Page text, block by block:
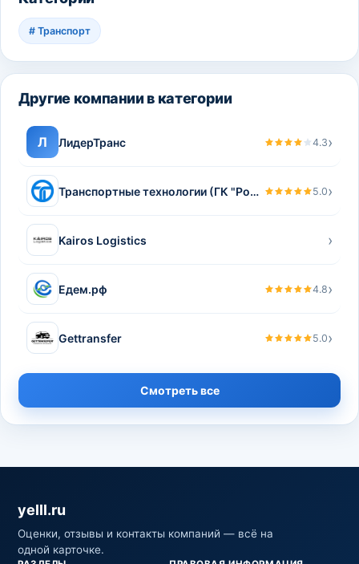
# Транспорт
Другие компании в категории
Л ЛидерТранс 4.3›
Транспортные технологии (ГК "Роспром") 5.0›
Kairos Logistics ›
Едем.рф 4.8›
Gettransfer 5.0›
Смотреть все
yelll.ru
Оценки, отзывы и контакты компаний — всё на
одной карточке.